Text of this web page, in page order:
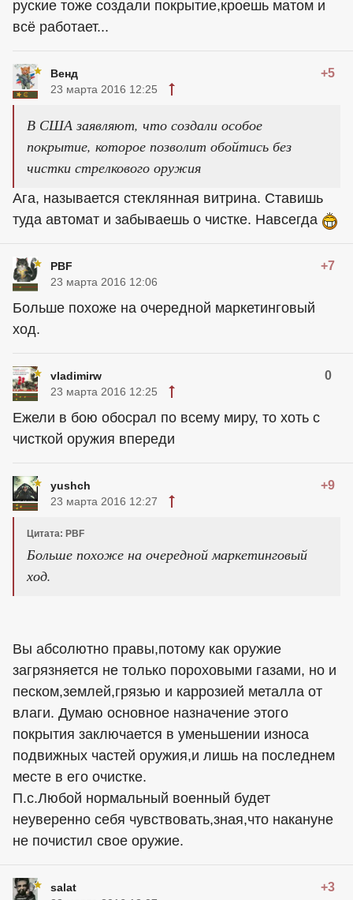
руские тоже создали покрытие,кроешь матом и
всё работает...
Венд +5
23 марта 2016 12:25
В США заявляют, что создали особое
покрытие, которое позволит обойтись без
чистки стрелкового оружия
Ага, называется стеклянная витрина. Ставишь
туда автомат и забываешь о чистке. Навсегда
PBF +7
23 марта 2016 12:06
Больше похоже на очередной маркетинговый
ход.
vladimirw 0
23 марта 2016 12:25
Ежели в бою обосрал по всему миру, то хоть с
чисткой оружия впереди
yushch +9
23 марта 2016 12:27
Цитата: PBF
Больше похоже на очередной маркетинговый
ход.
Вы абсолютно правы,потому как оружие
загрязняется не только пороховыми газами, но и
песком,землей,грязью и каррозией металла от
влаги. Думаю основное назначение этого
покрытия заключается в уменьшении износа
подвижных частей оружия,и лишь на последнем
месте в его очистке.
П.с.Любой нормальный военный будет
неуверенно себя чувствовать,зная,что накануне
не почистил свое оружие.
salat +3